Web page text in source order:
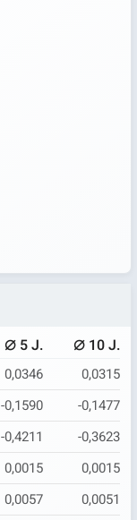
⌀ 5 J. ⌀ 10 J.
0,0346
0,0315
-0,1590
-0,1477
-0,4211
-0,3623
0,0015
0,0015
0,0057
0,0051